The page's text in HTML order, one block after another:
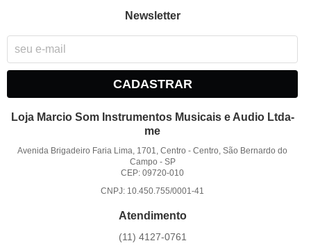
Newsletter
CADASTRAR
Loja Marcio Som Instrumentos Musicais e Audio Ltda-
me
Avenida Brigadeiro Faria Lima, 1701, Centro -Centro, São Bernardo do
Campo - SP
CEP: 09720-010
CNPJ: 10.450.755/0001-41
Atendimento
(11) 4127-0761